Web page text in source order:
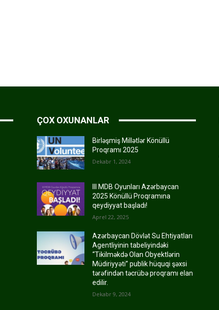
ÇOX OXUNANLAR
Birləşmiş Millətlər Könüllü
Proqramı 2025
Dekabr 1, 2024
III MDB Oyunları Azərbaycan
2025 Könüllü Proqramına
qeydiyyat başladı!
Aprel 22, 2025
Azərbaycan Dövlət Su Ehtiyatları
Agentliyinin tabeliyindəki
“Tikilməkdə Olan Obyektlərin
Müdiriyyəti” publik hüquqi şəxsi
tərəfindən təcrübə proqramı elan
edilir.
Dekabr 9, 2024